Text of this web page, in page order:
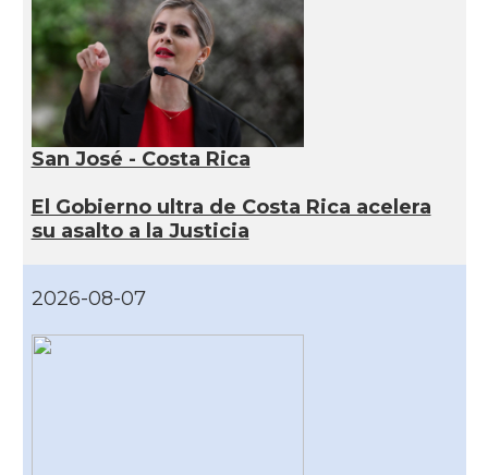
San José - Costa Rica
El Gobierno ultra de Costa Rica acelera
su asalto a la Justicia
2026-08-07